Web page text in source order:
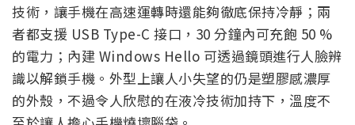
技術，讓手機在高速運轉時還能夠徹底保持冷靜；兩
者都支援 USB Type-C 接口，30 分鐘內可充飽 50 %
的電力；內建 Windows Hello 可透過鏡頭進行人臉辨
識以解鎖手機。外型上讓人小失望的仍是塑膠感濃厚
的外殼，不過令人欣慰的在液冷技術加持下，溫度不